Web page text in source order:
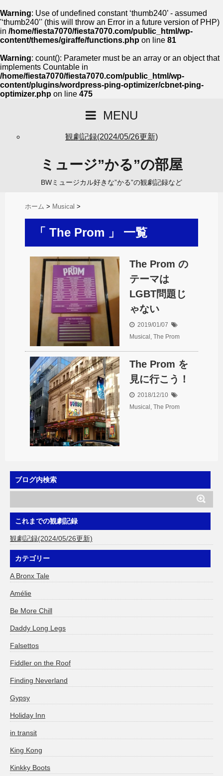
Warning: Use of undefined constant ‘thumb240’ - assumed
'‘thumb240’' (this will throw an Error in a future version of PHP)
in /home/fiesta7070/fiesta7070.com/public_html/wp-
content/themes/giraffe/functions.php on line 81
Warning: count(): Parameter must be an array or an object that
implements Countable in
/home/fiesta7070/fiesta7070.com/public_html/wp-
content/plugins/wordpress-ping-optimizer/cbnet-ping-
optimizer.php on line 475
MENU
観劇記録(2024/05/26更新)
ミュージ”かる”の部屋
BWミュージカル好きな”かる”の観劇記録など
ホーム > Musical >
「 The Prom 」 一覧
The Prom の
テーマは
LGBT問題じ
ゃない
2019/01/07
Musical , The Prom
The Prom を
見に行こう！
2018/12/10
Musical , The Prom
ブログ内検索
これまでの観劇記録
観劇記録(2024/05/26更新)
カテゴリー
A Bronx Tale
Amélie
Be More Chill
Daddy Long Legs
Falsettos
Fiddler on the Roof
Finding Neverland
Gypsy
Holiday Inn
in transit
King Kong
Kinkky Boots